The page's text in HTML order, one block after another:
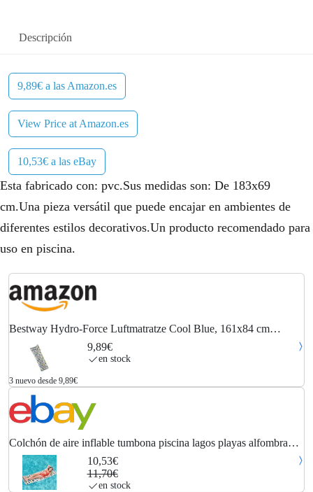
Descripción
9,89€ a las Amazon.es
View Price at Amazon.es
10,53€ a las eBay
Esta fabricado con: pvc.Sus medidas son: De 183x69
cm.Una pieza versátil que puede encajar en ambientes de
diferentes estilos decorativos.Un producto recomendado para
uso en piscina.
Bestway Hydro-Force Luftmatratze Cool Blue, 161x84 cm
Colchón Hinchable, Color, 1.83 m x 69 cm (1044058XXX20)
9,89€
en stock
3 nuevo desde 9,89€
Colchón de aire inflable tumbona piscina lagos playas alfombra
para volar.
10,53€
11,70€
en stock